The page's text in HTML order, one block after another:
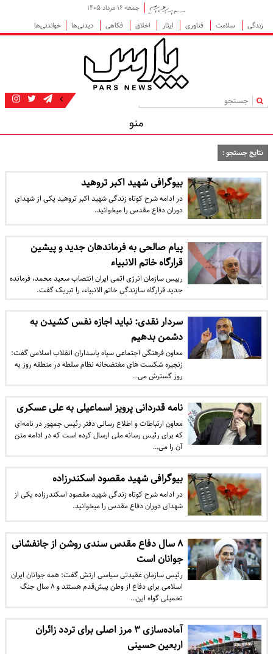
جمعه ۱۶ مرداد ۱۴۰۵
زندگی
سلامت فناوری ایثار اخلاق فکاهی دیدنی‌ها خواندنی‌ها
|
منو
نتایج جستجو :
بیوگرافی شهید اکبر تروهید
در ادامه شرح کوتاه زندگی شهید اکبر تروهید یکی از شهدای
دوران دفاع مقدس را می‎خوانید.
پیام صالحی به فرماندهان جدید و پیشین
قرارگاه خاتم الانبیاء
​رییس سازمان انرژی اتمی ایران انتصاب سعید محمد، فرمانده
جدید قرارگاه سازندگی خاتم الانبیاء، را تبریک گفت.
سردار نقدی: نباید اجازه نفس کشیدن به
دشمن بدهیم
معاون فرهنگی اجتماعی سپاه پاسداران انقلاب اسلامی گفت:
زنجیره شکست های مفتضحانه نظام سلطه در منطقه روز به
روز گسترش می…
نامه قدردانی پرویز اسماعیلی به علی عسکری
معاون ارتباطات و اطلاع رسانی دفتر رئیس جمهور در نامه‌ای
که برای رئیس رسانه ملی ارسال کرده است که در ادامه متن
آن را می…
بیوگرافی شهید مقصود اسکندرزاده
در ادامه شرح کوتاه زندگی شهید مقصود اسکندرزاده یکی از
شهدای دوران دفاع مقدس را می‎خوانید.
۸ سال دفاع مقدس سندی روشن از جانفشانی
جوانان است
​رئیس سازمان عقیدتی سیاسی ارتش گفت: همه جوانان ایران
اسلامی برای دفاع از وطن پیش‌قدم هستند و ۸ سال جنگ
تحمیلی گواه این…
آماده‌سازی ۳ مرز اصلی برای تردد زائران
اربعین حسینی